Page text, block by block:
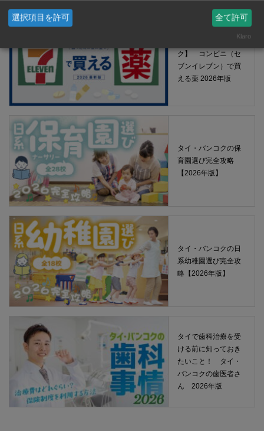
ク】 コンビニ（セ
ブンイレブン）で買
える薬 2026年版
タイ・バンコクの保
育園選び完全攻略
【2026年版】
タイ・バンコクの日
系幼稚園選び完全攻
略【2026年版】
タイで歯科治療を受
ける前に知っておき
たいこと！ タイ・
バンコクの歯医者さ
ん 2026年版
選択項目を許可 全て許可
Klaro